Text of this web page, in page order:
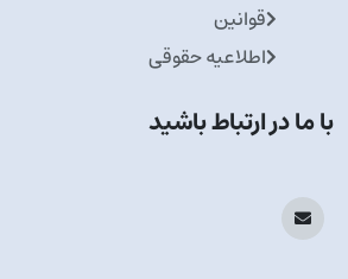
قوانین
اطلاعیه حقوقی
با ما در ارتباط باشید